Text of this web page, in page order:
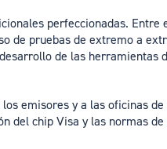
perfeccionadas.
de pruebas de extremo a
de las herramientas
emisores y a las oficinas
del chip Visa y las normas